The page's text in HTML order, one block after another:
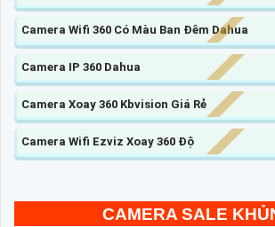
Camera Wifi 360 Có Màu Ban Đêm Dahua
Camera IP 360 Dahua
Camera Xoay 360 Kbvision Giá Rẻ
Camera Wifi Ezviz Xoay 360 Độ
CAMERA SALE